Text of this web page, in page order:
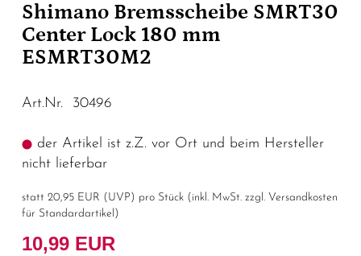
Shimano Bremsscheibe SMRT30
Center Lock 180 mm
ESMRT30M2
Art.Nr. 30496
der Artikel ist z.Z. vor Ort und beim Hersteller
nicht lieferbar
statt 20,95 EUR ( UVP ) pro Stück (inkl. MwSt. zzgl. Versandkosten
für Standardartikel )
10,99 EUR